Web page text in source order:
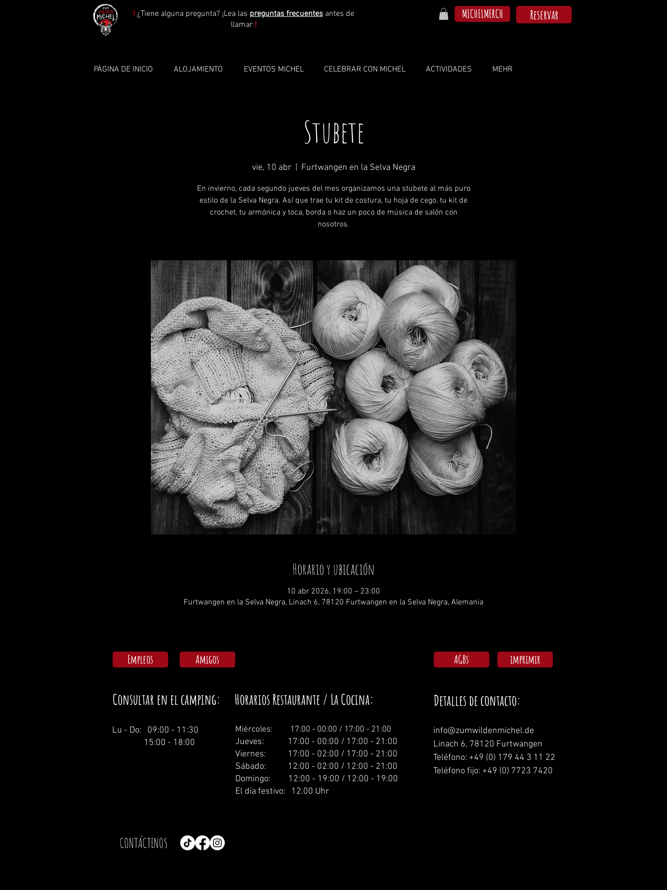
!¿Tiene alguna pregunta? ¡Lea las preguntas frecuentesantes de
llamar !
MICHELMERCH Reservar
PÀGINA DE INICIO ALOJAMIENTO EVENTOS MICHEL CELEBRAR CON MICHEL ACTIVIDADES MEHR
Stubete
vie, 10 abr
  |
Furtwangen en la Selva Negra
En invierno, cada segundo jueves del mes organizamos una stubete al más puro
estilo de la Selva Negra. Así que trae tu kit de costura, tu hoja de cego, tu kit de
crochet, tu armónica y toca, borda o haz un poco de música de salón con
nosotros.
Horario y ubicación
10 abr 2026, 19:00 – 23:00
Furtwangen en la Selva Negra, Linach 6, 78120 Furtwangen en la Selva Negra, Alemania
Empleos Amigos
Consultar en el camping: Horarios Restaurante / La Cocina:
Lu - Do: 09:00 - 11:30
15:00 - 18:00
Miércoles: 1 7:00 - 00:00 / 17:00 - 21:00
Jueves: 17:00 - 00:00 / 17:00 - 21:00
Viernes: 17:00 - 02:00 / 17:00 - 21:00
Sábado: 12:00 - 02:00 / 12:00 - 21:00
Domingo: 12:00 - 19:00 / 12:00 - 19:00
El día festivo: 12.00 Uhr
CONTÁCTENOS
AGBs imprimir
Detalles de contacto:
info@zumwildenmichel.de
Linach 6, 78120 Furtwangen
Teléfono: +49 (0) 179 44 3 11 22
Teléfono fijo: +49 (0) 7723 7420